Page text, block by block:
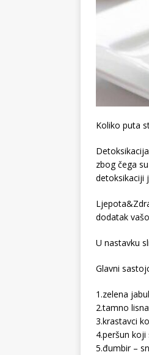
Koliko puta
zbog čega
detoksikaciji
dodatak
U nastavku
Glavni
1.zelena
2.tamno
3.krastavci
4.peršun
5.đumbir –